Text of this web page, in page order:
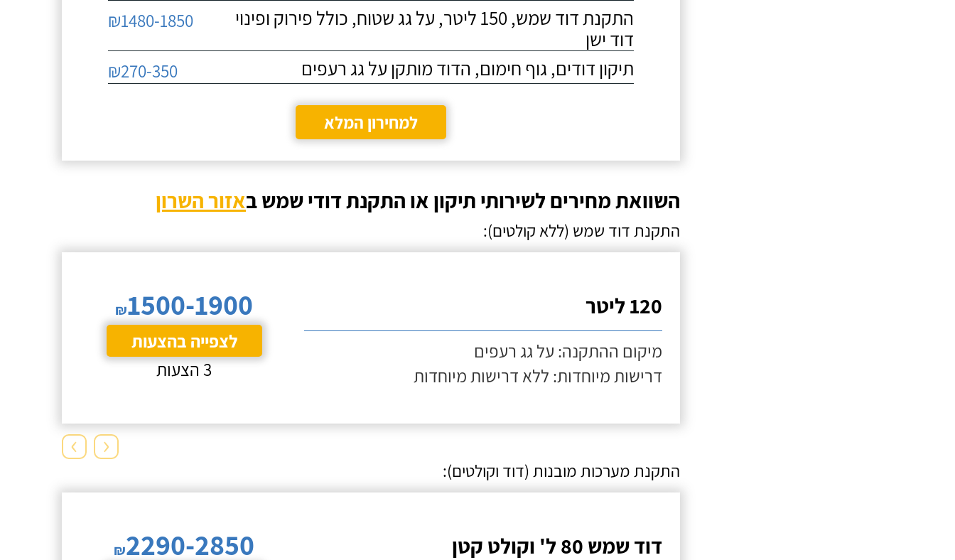
התקנת דוד שמש, 150 ליטר, על גג שטוח, כולל פירוק ופינוי
דוד ישן
₪1480-1850
תיקון דודים, גוף חימום, הדוד מותקן על גג רעפים ₪270-350
למחירון המלא
השוואת מחירים לשירותי תיקון או התקנת דודי שמש באזור השרון
התקנת דוד שמש (ללא קולטים):
120 ליטר
מיקום ההתקנה: על גג רעפים
דרישות מיוחדות: ללא דרישות מיוחדות
₪1500-1900
לצפייה בהצעות
3 הצעות
› ‹
התקנת מערכות מובנות (דוד וקולטים):
דוד שמש 80 ל' וקולט קטן ₪2290-2850